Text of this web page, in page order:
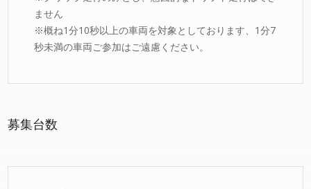
ません
※概ね1分10秒以上の車両を対象としております、1分7
秒未満の車両ご参加はご遠慮ください。
募集台数